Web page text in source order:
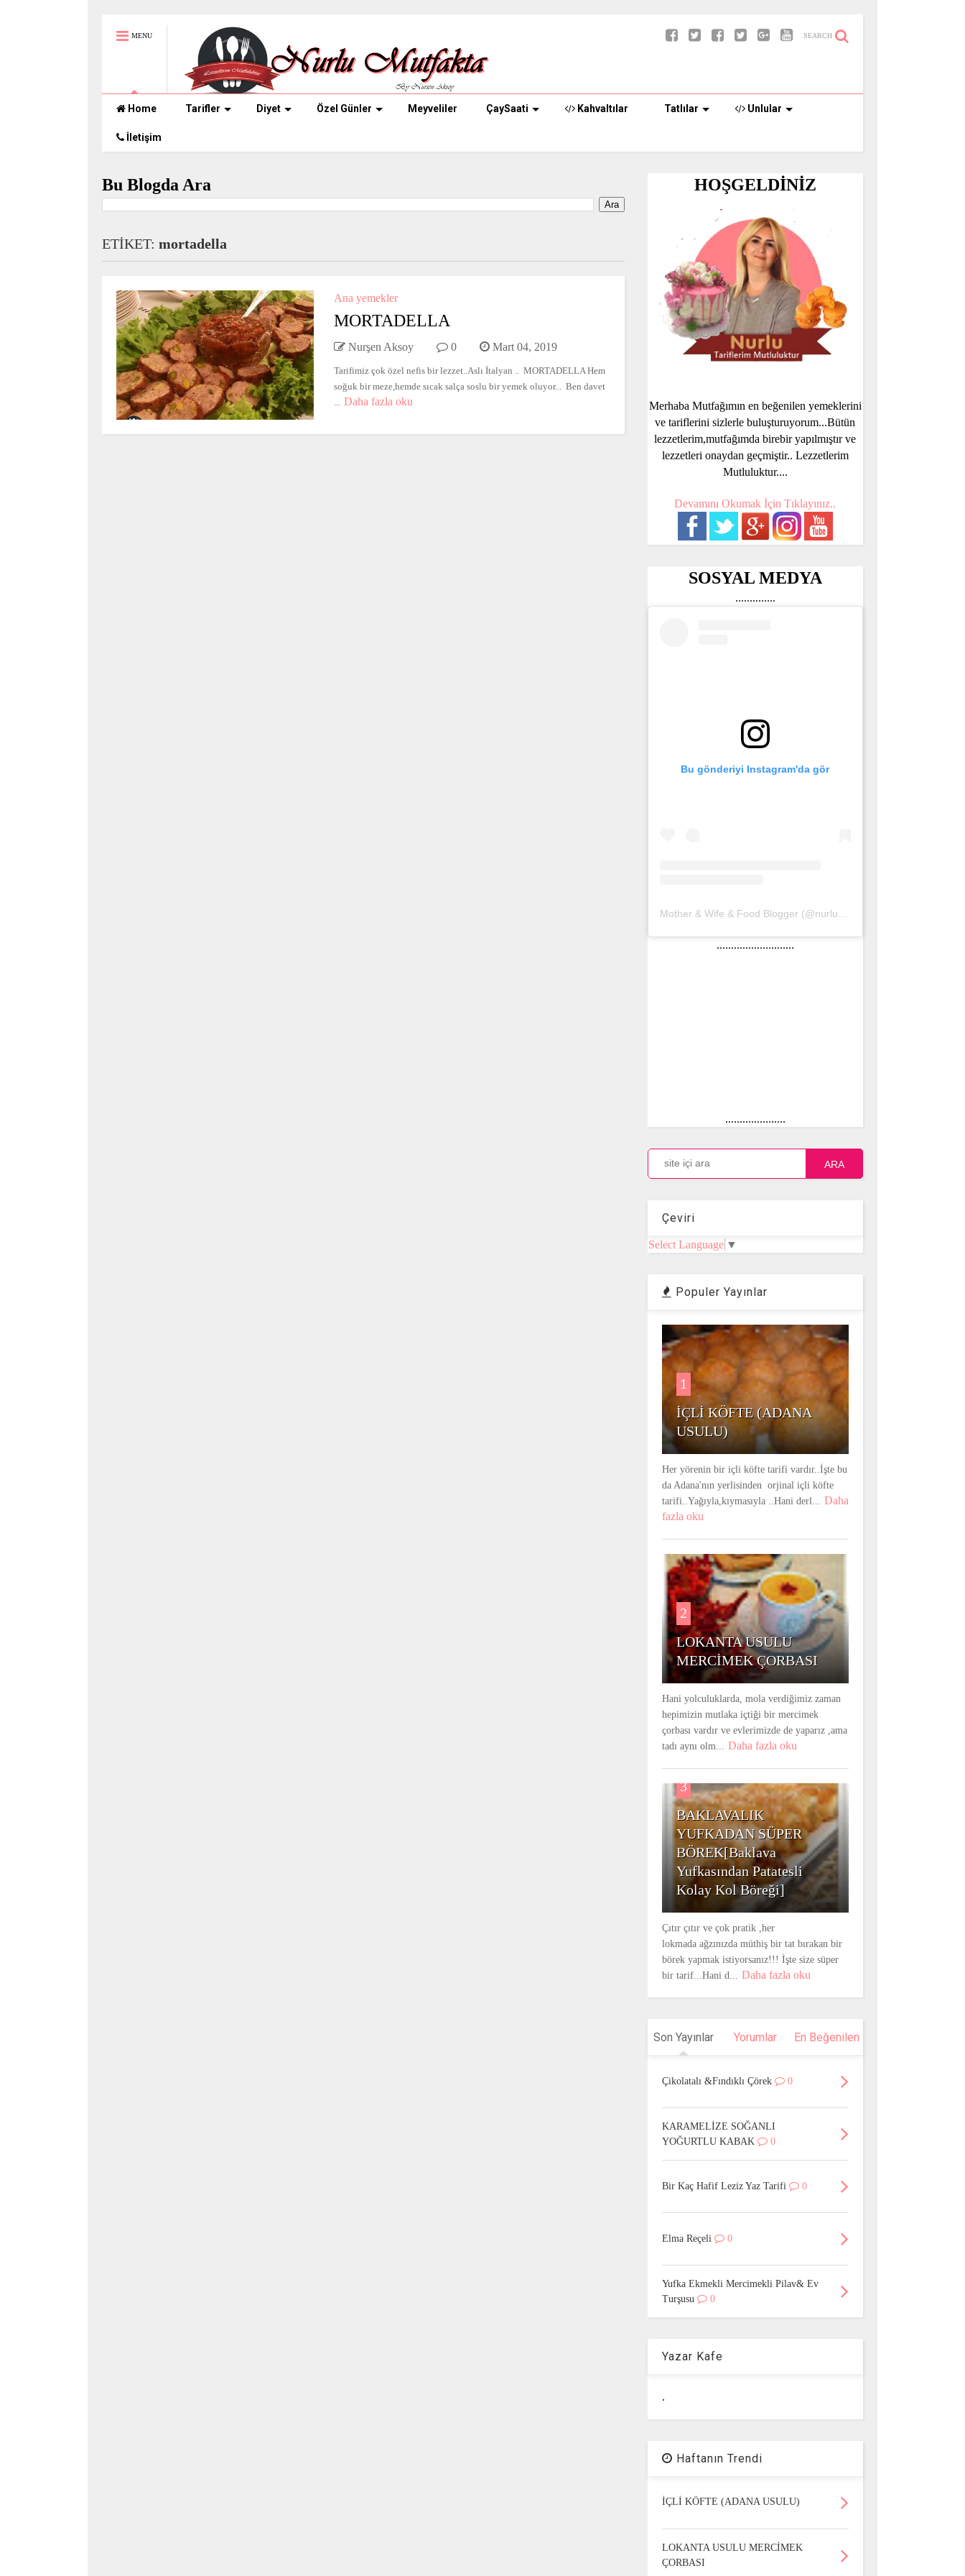
MENU SEARCH
Home Tarifler Diyet Özel Günler Meyveliler ÇaySaati Kahvaltılar Tatlılar Unlular
İletişim
Bu Blogda Ara
ETİKET: mortadella
Ana yemekler
MORTADELLA
Nurşen Aksoy 0 Mart 04, 2019
Tarifimiz çok özel nefis bir lezzet..Aslı İtalyan .. MORTADELLA Hem
soğuk bir meze,hemde sıcak salça soslu bir yemek oluyor... Ben davet
... Daha fazla oku
HOŞGELDİNİZ
Merhaba Mutfağımın en beğenilen yemeklerini
ve tariflerini sizlerle buluşturuyorum...Bütün
lezzetlerim,mutfağımda birebir yapılmıştır ve
lezzetleri onaydan geçmiştir.. Lezzetlerim
Mutluluktur....
Devamını Okumak İçin Tıklayınız..
SOSYAL MEDYA
..............
Bu gönderiyi Instagram'da gör
...........................
.....................
ARA
Çeviri
Select Language ▼
Populer Yayınlar
1
İÇLİ KÖFTE (ADANA
USULU)
Her yörenin bir içli köfte tarifi vardır..İşte bu
da Adana'nın yerlisinden orjinal içli köfte
tarifi..Yağıyla,kıymasıyla ..Hani derl... Daha
fazla oku
2
LOKANTA USULU
MERCİMEK ÇORBASI
Hani yolculuklarda, mola verdiğimiz zaman
hepimizin mutlaka içtiği bir mercimek
çorbası vardır ve evlerimizde de yaparız ,ama
tadı aynı olm... Daha fazla oku
3
BAKLAVALIK
YUFKADAN SÜPER
BÖREK[Baklava
Yufkasından Patatesli
Kolay Kol Böreği]
Çıtır çıtır ve çok pratik ,her
lokmada ağzınızda müthiş bir tat bırakan bir
börek yapmak istiyorsanız!!! İşte size süper
bir tarif...Hani d... Daha fazla oku
Son Yayınlar Yorumlar En Beğenilen
Çikolatalı &Fındıklı Çörek 0
KARAMELİZE SOĞANLI
YOĞURTLU KABAK
0
Bir Kaç Hafif Leziz Yaz Tarifi 0
Elma Reçeli 0
Yufka Ekmekli Mercimekli Pilav& Ev
Turşusu
0
Yazar Kafe
.
Haftanın Trendi
İÇLİ KÖFTE (ADANA USULU)
LOKANTA USULU MERCİMEK
ÇORBASI